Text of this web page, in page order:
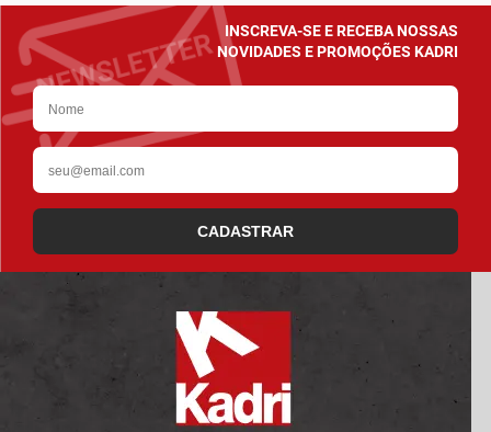
INSCREVA-SE E RECEBA NOSSAS
NOVIDADES E PROMOÇÕES KADRI
CADASTRAR